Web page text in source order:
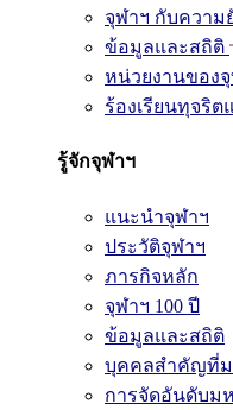
จุฬาฯ กับความ
ข้อมูลและสถิติ
หน่วยงานของ
ร้องเรียนทุจริ
รู้จักจุฬาฯ
แนะนำจุฬาฯ
ประวัติจุฬาฯ
ภารกิจหลัก
จุฬาฯ 100 ปี
ข้อมูลและสถิติ
บุคคลสำคัญที่ม
การจัดอันดับม